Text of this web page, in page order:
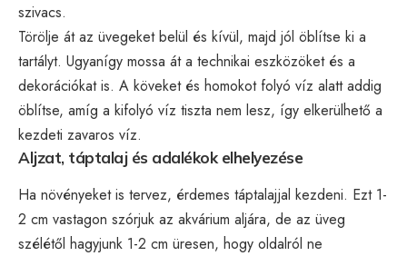
szivacs.
Törölje át az üvegeket belül és kívül, majd jól öblítse ki a
tartályt. Ugyanígy mossa át a technikai eszközöket és a
dekorációkat is. A köveket és homokot folyó víz alatt addig
öblítse, amíg a kifolyó víz tiszta nem lesz, így elkerülhető a
kezdeti zavaros víz.
Aljzat, táptalaj és adalékok elhelyezése
Ha növényeket is tervez, érdemes táptalajjal kezdeni. Ezt 1-
2 cm vastagon szórjuk az akvárium aljára, de az üveg
szélétől hagyjunk 1-2 cm üresen, hogy oldalról ne